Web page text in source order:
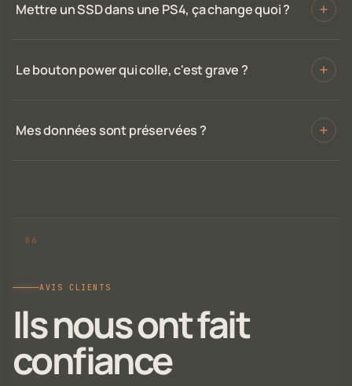
Mettre un SSD dans une PS4, ça change quoi ?
Le bouton power qui colle, c'est grave ?
Mes données sont préservées ?
AVIS CLIENTS
Ils nous ont fait
confiance